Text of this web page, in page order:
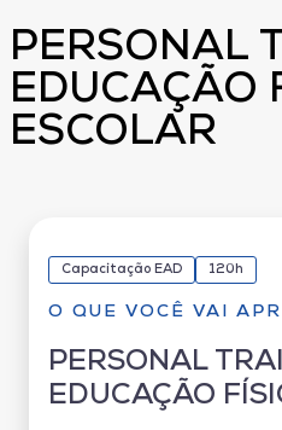
PERSONAL
EDUCAÇÃO
ESCOLAR
Capacitação EAD 120h
O QUE VOCÊ VAI
PERSONAL
EDUCAÇÃO